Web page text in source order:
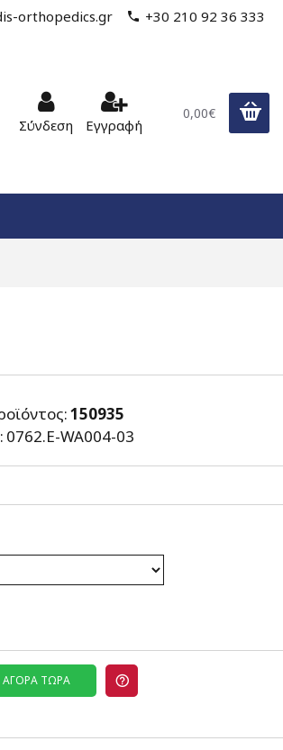
orthopedics.gr +30 210 92 36 333
Σύνδεση Εγγραφή
0,00€
150935
0762.E-WA004-03
ΑΓΟΡΆ ΤΏΡΑ